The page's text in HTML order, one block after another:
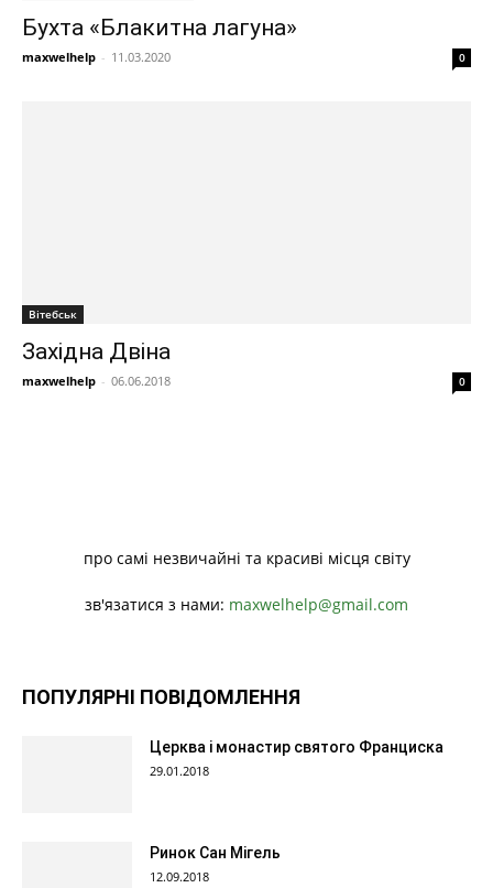
Бухта «Блакитна лагуна»
maxwelhelp - 11.03.2020 0
Вітебськ
Західна Двіна
maxwelhelp - 06.06.2018 0
про самі незвичайні та красиві місця світу
зв'язатися з нами: maxwelhelp@gmail.com
ПОПУЛЯРНІ ПОВІДОМЛЕННЯ
Церква і монастир святого Франциска
29.01.2018
Ринок Сан Мігель
12.09.2018